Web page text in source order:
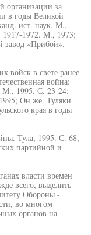
организации за
в годы Великой
ист. наук. М.,
1917-1972. М., 1973;
завод «Прибой».
войск в свете ранее
война:
М., 1995. С. 23-24;
Он же. Туляки
края в годы
Тула, 1995. С. 68,
партийной и
власти времен
всего, выделить
Обороны -
во многом
органов на